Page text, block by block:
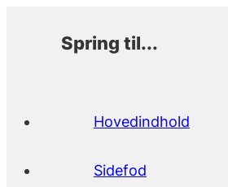
Spring til...
Hovedindhold
Sidefod